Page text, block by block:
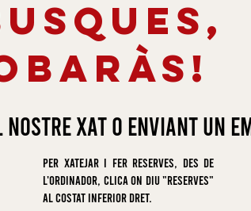
,
nostre xat o enviant un
Per xatejar i fer reserves, des de
l'ordinador, clica on diu "reserves"
al costat inferior dret.